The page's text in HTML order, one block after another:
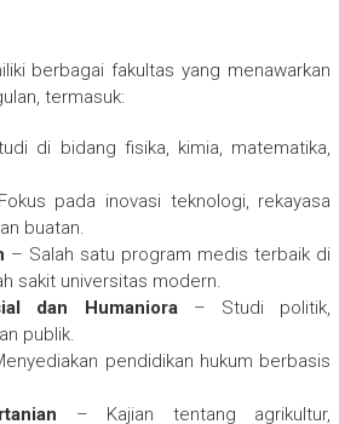
berbagai fakultas yang menawarkan
termasuk:
di bidang fisika, kimia, matematika,
pada inovasi teknologi, rekayasa
buatan.
– Salah satu program medis terbaik di
sakit universitas modern.
dan Humaniora– Studi politik,
publik.
pendidikan hukum berbasis
– Kajian tentang agrikultur,